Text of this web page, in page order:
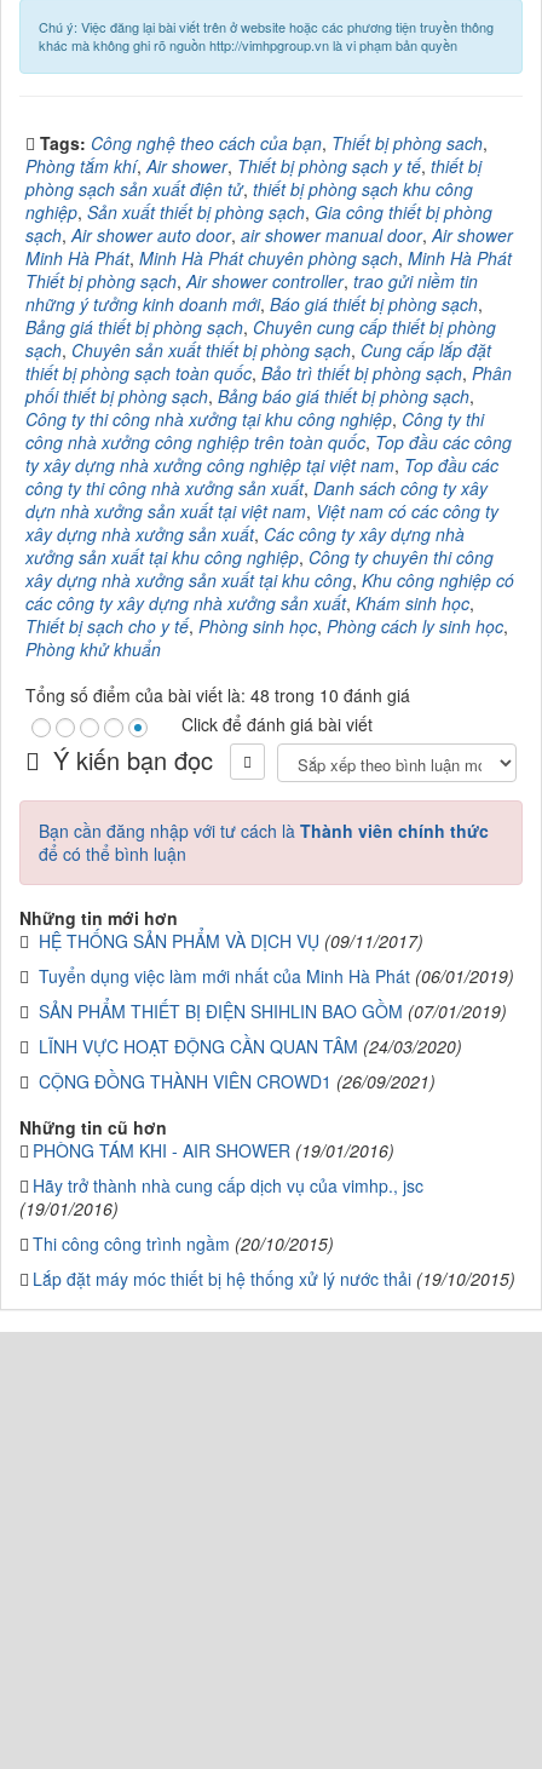
Chú ý: Việc đăng lại bài viết trên ở website hoặc các phương tiện truyền thông
khác mà không ghi rõ nguồn http://vimhpgroup.vn là vi phạm bản quyền
Tags: Công nghệ theo cách của bạn, Thiết bị phòng sach,
Phòng tắm khí, Air shower, Thiết bị phòng sạch y tế, thiết bị
phòng sạch sản xuất điện tử, thiết bị phòng sạch khu công
nghiệp, Sản xuất thiết bị phòng sạch, Gia công thiết bị phòng
sạch, Air shower auto door, air shower manual door, Air shower
Minh Hà Phát, Minh Hà Phát chuyên phòng sạch, Minh Hà Phát
Thiết bị phòng sạch, Air shower controller, trao gửi niềm tin
những ý tưởng kinh doanh mới, Báo giá thiết bị phòng sạch,
Bảng giá thiết bị phòng sạch, Chuyên cung cấp thiết bị phòng
sạch, Chuyên sản xuất thiết bị phòng sạch, Cung cấp lắp đặt
thiết bị phòng sạch toàn quốc, Bảo trì thiết bị phòng sạch, Phân
phối thiết bị phòng sạch, Bảng báo giá thiết bị phòng sạch,
Công ty thi công nhà xưởng tại khu công nghiệp, Công ty thi
công nhà xưởng công nghiệp trên toàn quốc, Top đầu các công
ty xây dựng nhà xưởng công nghiệp tại việt nam, Top đầu các
công ty thi công nhà xưởng sản xuất, Danh sách công ty xây
dựn nhà xưởng sản xuất tại việt nam, Việt nam có các công ty
xây dựng nhà xưởng sản xuất, Các công ty xây dựng nhà
xưởng sản xuất tại khu công nghiệp, Công ty chuyên thi công
xây dựng nhà xưởng sản xuất tại khu công, Khu công nghiệp có
các công ty xây dựng nhà xưởng sản xuất, Khám sinh học,
Thiết bị sạch cho y tế, Phòng sinh học, Phòng cách ly sinh học,
Phòng khử khuẩn
Tổng số điểm của bài viết là: 48 trong 10 đánh giá
Click để đánh giá bài viết
Ý kiến bạn đọc
Bạn cần đăng nhập với tư cách là Thành viên chính thức
để có thể bình luận
Những tin mới hơn
HỆ THỐNG SẢN PHẨM VÀ DỊCH VỤ (09/11/2017)
Tuyển dụng việc làm mới nhất của Minh Hà Phát (06/01/2019)
SẢN PHẨM THIẾT BỊ ĐIỆN SHIHLIN BAO GỒM (07/01/2019)
LĨNH VỰC HOẠT ĐỘNG CẦN QUAN TÂM (24/03/2020)
CỘNG ĐỒNG THÀNH VIÊN CROWD1 (26/09/2021)
Những tin cũ hơn
PHÒNG TÁM KHI - AIR SHOWER (19/01/2016)
Hãy trở thành nhà cung cấp dịch vụ của vimhp., jsc
(19/01/2016)
Thi công công trình ngầm (20/10/2015)
Lắp đặt máy móc thiết bị hệ thống xử lý nước thải (19/10/2015)